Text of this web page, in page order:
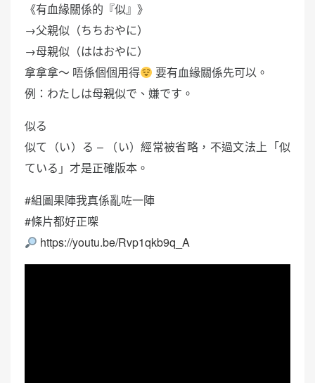
《有血緣關係的『似』》
→父親似（ちちおやに）
→母親似（ははおやに）
拿拿拿～ 唔係個個用得
要有血緣關係先可以。
例：わたしは母親似で、嫌です。
似る
似て（い）る – （い）經常被省略，不過文法上「似
ている」才是正確版本。
#組圖果陣我真係亂咗一陣
#條片都好正㗎
https://youtu.be/Rvp1qkb9q_A